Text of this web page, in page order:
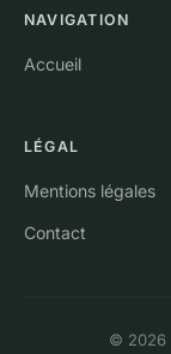
NAVIGATION
Accueil
LÉGAL
Mentions légales
Contact
© 2026